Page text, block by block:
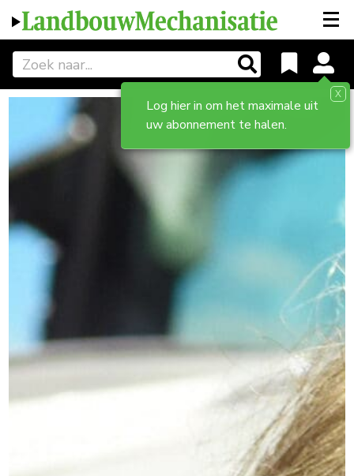
Log hier in om het maximale uit
uw abonnement te halen.
X